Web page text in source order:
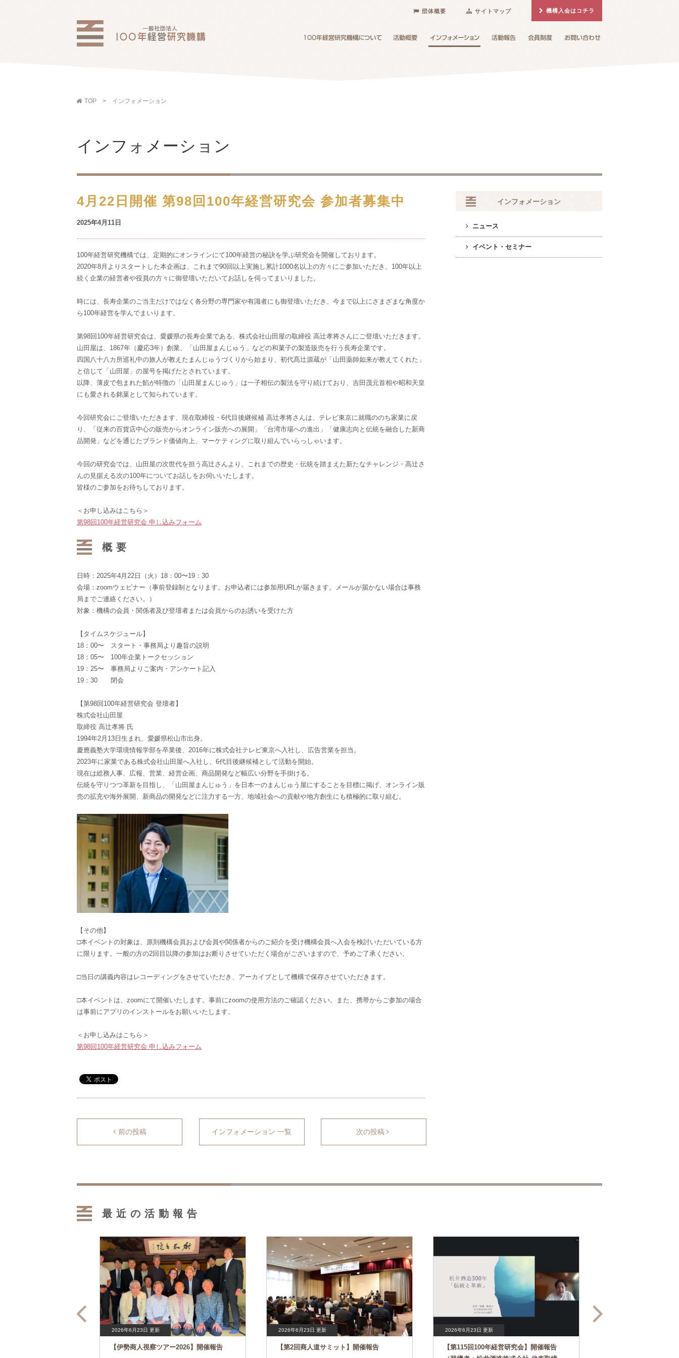
団体概要 サイトマップ 機構入会はコチラ
TOP インフォメーション
インフォメーション
インフォメーション
ニュース
イベント・セミナー
4月22日開催 第98回100年経営研究会 参加者募集中
2025年4月11日
100年経営研究機構では、定期的にオンラインにて100年経営の秘訣を学ぶ研究会を開催しております。
2020年8月よりスタートした本企画は、これまで90回以上実施し累計1000名以上の方々にご参加いただき、100年以上
続く企業の経営者や役員の方々に御登壇いただいてお話しを伺ってまいりました。
時には、長寿企業のご当主だけではなく各分野の専門家や有識者にも御登壇いただき、今まで以上にさまざまな角度か
ら100年経営を学んでまいります。
第98回100年経営研究会は、愛媛県の長寿企業である、株式会社山田屋の取締役 高辻孝将さんにご登壇いただきます。
山田屋は、1867年（慶応3年）創業、「山田屋まんじゅう」などの和菓子の製造販売を行う長寿企業です。
四国八十八カ所巡礼中の旅人が教えたまんじゅうづくりから始まり、初代髙辻源蔵が「山田薬師如来が教えてくれた」
と信じて「山田屋」の屋号を掲げたとされています。
以降、薄皮で包まれた餡が特徴の「山田屋まんじゅう」は一子相伝の製法を守り続けており、吉田茂元首相や昭和天皇
にも愛される銘菓として知られています。
今回研究会にご登壇いただきます、現在取締役・6代目後継候補 高辻孝将さんは、テレビ東京に就職ののち家業に戻
り、「従来の百貨店中心の販売からオンライン販売への展開」「台湾市場への進出」「健康志向と伝統を融合した新商
品開発」などを通じたブランド価値向上、マーケティングに取り組んでいらっしゃいます。
今回の研究会では、山田屋の次世代を担う高辻さんより、これまでの歴史・伝統を踏まえた新たなチャレンジ・高辻さ
んの見据える次の100年についてお話しをお伺いいたします。
皆様のご参加をお待ちしております。
＜お申し込みはこちら＞
第98回100年経営研究会 申し込みフォーム
概要
日時：2025年4月22日（火）18：00〜19：30
会場：zoomウェビナー（事前登録制となります。お申込者には参加用URLが届きます。メールが届かない場合は事務
局までご連絡ください。）
対象：機構の会員・関係者及び登壇者または会員からのお誘いを受けた方
【タイムスケジュール】
18：00〜 スタート・事務局より趣旨の説明
18：05〜 100年企業トークセッション
19：25〜 事務局よりご案内・アンケート記入
19：30 閉会
【第98回100年経営研究会 登壇者】
株式会社山田屋
取締役 高辻孝将 氏
1994年2月13日生まれ、愛媛県松山市出身。
慶應義塾大学環境情報学部を卒業後、2016年に株式会社テレビ東京へ入社し、広告営業を担当。
2023年に家業である株式会社山田屋へ入社し、6代目後継候補として活動を開始。
現在は総務人事、広報、営業、経営企画、商品開発など幅広い分野を手掛ける。
伝統を守りつつ革新を目指し、「山田屋まんじゅう」を日本一のまんじゅう屋にすることを目標に掲げ、オンライン販
売の拡充や海外展開、新商品の開発などに注力する一方、地域社会への貢献や地方創生にも積極的に取り組む。
【その他】
□本イベントの対象は、原則機構会員および会員や関係者からのご紹介を受け機構会員へ入会を検討いただいている方
に限ります。一般の方の2回目以降の参加はお断りさせていただく場合がございますので、予めご了承ください。
□当日の講義内容はレコーディングをさせていただき、アーカイブとして機構で保存させていただきます。
□本イベントは、zoomにて開催いたします。事前にzoomの使用方法のご確認ください。また、携帯からご参加の場合
は事前にアプリのインストールをお願いいたします。
＜お申し込みはこちら＞
第98回100年経営研究会 申し込みフォーム
前の投稿 インフォメーション 一覧 次の投稿
最近の活動報告
2026年6月23日 更新
【伊勢商人視察ツアー2026】開催報告
2026年6月23日 更新
【第2回商人道サミット】開催報告
2026年6月23日 更新
【第115回100年経営研究会】開催報告